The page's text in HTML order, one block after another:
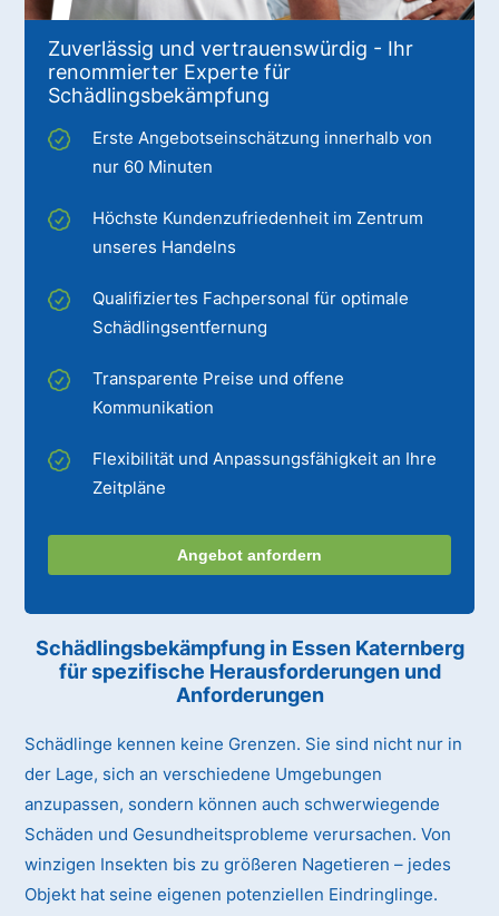
Zuverlässig und vertrauenswürdig - Ihr
renommierter Experte für
Schädlingsbekämpfung
Erste Angebotseinschätzung innerhalb von
nur 60 Minuten
Höchste Kundenzufriedenheit im Zentrum
unseres Handelns
Qualifiziertes Fachpersonal für optimale
Schädlingsentfernung
Transparente Preise und offene
Kommunikation
Flexibilität und Anpassungsfähigkeit an Ihre
Zeitpläne
Angebot anfordern
Schädlingsbekämpfung in Essen Katernberg
für spezifische Herausforderungen und
Anforderungen
Schädlinge kennen keine Grenzen. Sie sind nicht nur in
der Lage, sich an verschiedene Umgebungen
anzupassen, sondern können auch schwerwiegende
Schäden und Gesundheitsprobleme verursachen. Von
winzigen Insekten bis zu größeren Nagetieren – jedes
Objekt hat seine eigenen potenziellen Eindringlinge.